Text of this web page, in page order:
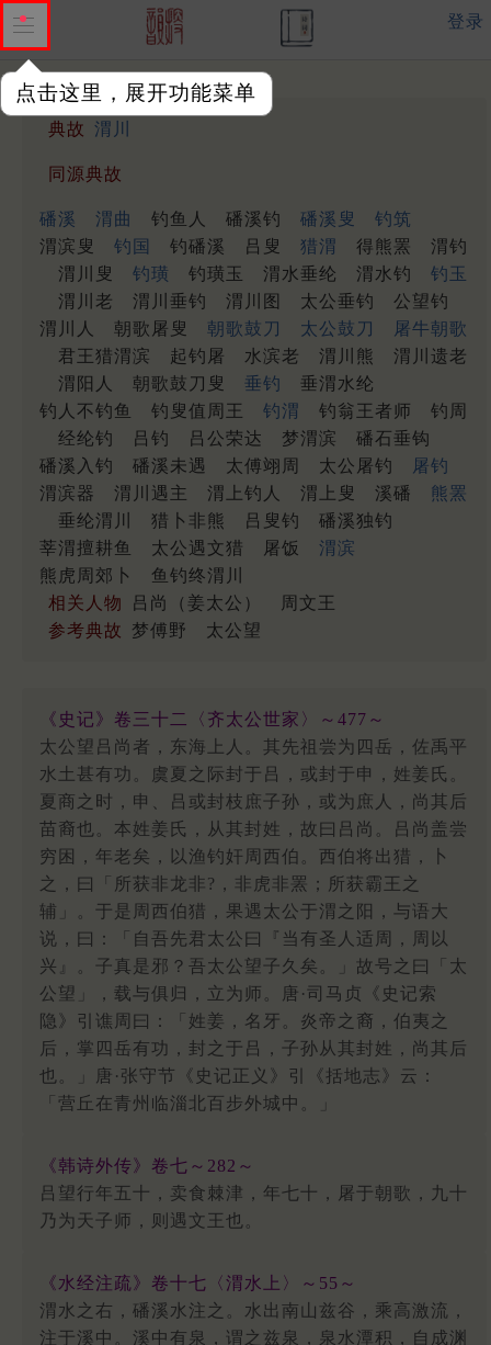
点击这里，展开功能菜单
登录
典故 渭川
同源典故
磻溪 渭曲 钓鱼人 磻溪钓 磻溪叟
钓筑
渭滨叟
钓国 钓磻溪 吕叟 猎渭 得熊罴
渭钓
渭川叟
钓璜 钓璜玉 渭水垂纶 渭水钓
钓玉
渭川老
渭川垂钓 渭川图 太公垂钓
公望钓
渭川人
朝歌屠叟 朝歌鼓刀 太公鼓刀
屠牛朝歌
君王猎渭滨
起钓屠 水滨老 渭川熊
渭川遗老
渭阳人
朝歌鼓刀叟 垂钓
垂渭水纶
钓人不钓鱼
钓叟值周王 钓渭 钓翁王者师
钓周
经纶钓
吕钓 吕公荣达 梦渭滨
磻石垂钩
磻溪入钓
磻溪未遇 太傅翊周 太公屠钓
屠钓
渭滨器
渭川遇主 渭上钓人 渭上叟 溪磻
熊罴
垂纶渭川
猎卜非熊 吕叟钓
磻溪独钓
莘渭擅耕鱼
太公遇文猎 屠饭
渭滨
熊虎周郊卜
鱼钓终渭川
相关人物
吕尚（姜太公）
周文王
参考典故
梦傅野 太公望
《史记》卷三十二〈齐太公世家〉～477～
太公望吕尚者，东海上人。其先祖尝为四岳，佐禹平
水土甚有功。虞夏之际封于吕，或封于申，姓姜氏。
夏商之时，申、吕或封枝庶子孙，或为庶人，尚其后
苗裔也。本姓姜氏，从其封姓，故曰吕尚。吕尚盖尝
穷困，年老矣，以渔钓奸周西伯。西伯将出猎，卜
之，曰「所获非龙非?，非虎非罴；所获霸王之
辅」。于是周西伯猎，果遇太公于渭之阳，与语大
说，曰：「自吾先君太公曰『当有圣人适周，周以
兴』。子真是邪？吾太公望子久矣。」故号之曰「太
公望」，载与俱归，立为师。唐·司马贞《史记索
隐》引谯周曰：「姓姜，名牙。炎帝之裔，伯夷之
后，掌四岳有功，封之于吕，子孙从其封姓，尚其后
也。」唐·张守节《史记正义》引《括地志》云：
「营丘在青州临淄北百步外城中。」
《韩诗外传》卷七～282～
吕望行年五十，卖食棘津，年七十，屠于朝歌，九十
乃为天子师，则遇文王也。
《水经注疏》卷十七〈渭水上〉～55～
渭水之右，磻溪水注之。水出南山兹谷，乘高激流，
注于溪中。溪中有泉，谓之兹泉，泉水潭积，自成渊